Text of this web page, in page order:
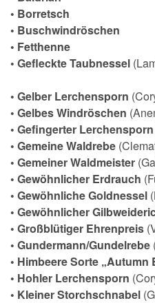
• Borretsch
• Buschwindröschen
• Fetthenne
• Gefleckte Taubnessel
• Gelber Lerchensporn
• Gelbes Windröschen
• Gefingerter Lerchensporn
• Gemeine Waldrebe
• Gemeiner Waldmeister
• Gewöhnlicher Erdrauch
• Gewöhnliche Goldnessel
• Gewöhnlicher
• Großblütiger Ehrenpreis
• Gundermann/Gundelrebe
• Himbeere Sorte „Autumn
• Hohler Lerchensporn
• Kleiner Storchschnabel